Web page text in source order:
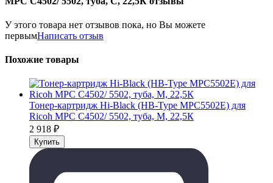
У этого товара нет отзывов пока, но Вы можете
первымНаписать отзыв
Похожие товары
Тонер-картридж Hi-Black (HB-Type MPC5502E) для
Ricoh MPС C4502/ 5502, туба, M, 22,5К
2 918 ₽